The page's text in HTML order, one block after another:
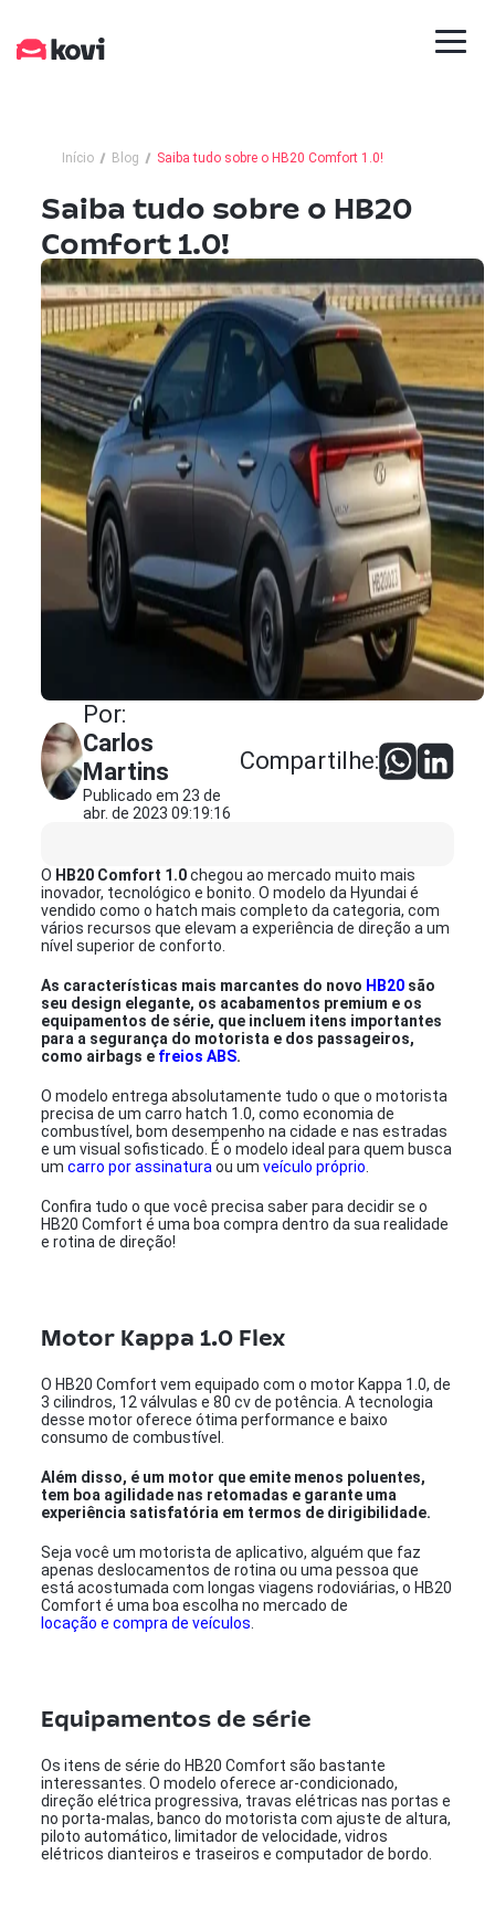
Início Blog Saiba tudo sobre o HB20 Comfort 1.0!
Saiba tudo sobre o HB20
Comfort 1.0!
Por:
Carlos
Martins
Publicado em 23 de
abr. de 2023 09:19:16
Compartilhe:
O HB20 Comfort 1.0chegou ao mercado muito mais
inovador, tecnológico e bonito. O modelo da Hyundai é
vendido como o hatch mais completo da categoria, com
vários recursos que elevam a experiência de direção a um
nível superior de conforto.
As características mais marcantes do novo HB20 são
seu design elegante, os acabamentos premium e os
equipamentos de série, que incluem itens importantes
para a segurança do motorista e dos passageiros,
como airbags e freios ABS.
O modelo entrega absolutamente tudo o que o motorista
precisa de um carro hatch 1.0, como economia de
combustível, bom desempenho na cidade e nas estradas
e um visual sofisticado. É o modelo ideal para quem busca
umcarro por assinatura ou umveículo próprio
Confira tudo o que você precisa saber para decidir se o
HB20 Comfort é uma boa compra dentro da sua realidade
e rotina de direção!
Motor Kappa 1.0 Flex
O HB20 Comfort vem equipado com o motor Kappa 1.0, de
3 cilindros, 12 válvulas e 80 cv de potência. A tecnologia
desse motor oferece ótima performance e baixo
consumo de combustível.
Além disso, é um motor que emite menos poluentes,
tem boa agilidade nas retomadas e garante uma
experiência satisfatória em termos de dirigibilidade.
Seja você um motorista de aplicativo, alguém que faz
apenas deslocamentos de rotina ou uma pessoa que
está acostumada com longas viagens rodoviárias, o HB20
Comfort é uma boa escolha no mercado de
locação e compra de veículos
Equipamentos de série
Os itens de série do HB20 Comfort são bastante
interessantes. O modelo oferece ar-condicionado,
direção elétrica progressiva, travas elétricas nas portas e
no porta-malas, banco do motorista com ajuste de altura,
piloto automático, limitador de velocidade, vidros
elétricos dianteiros e traseiros e computador de bordo.